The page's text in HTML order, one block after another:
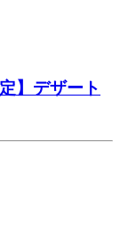
】デザート